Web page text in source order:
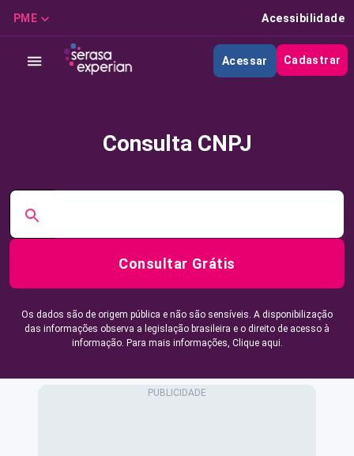
PME Acessibilidade
Acessar Cadastrar
Consulta CNPJ
Consultar Grátis
Os dados são de origem pública e não são sensíveis. A disponibilização
das informações observa a legislação brasileira e o direito de acesso à
informação. Para mais informações, Clique aqui.